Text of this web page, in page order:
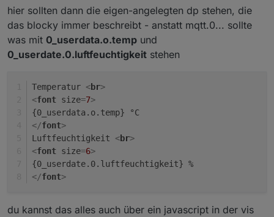
hier sollten dann die eigen-angelegten dp stehen, die
das blocky immer beschreibt - anstatt mqtt.0... sollte
was mit 0_userdata.o.temp und
0_userdate.0.luftfeuchtigkeit stehen
Temperatur <br>
<font size=7>
{0_userdata.o.temp} °C
</font>
Luftfeuchtigkeit <br>
<font size=6>
{0_userdate.0.luftfeuchtigkeit} %
</font>
du kannst das alles auch über ein javascript in der vis